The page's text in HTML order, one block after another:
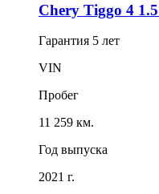
Chery Tiggo 4
Гарантия 5 лет
VIN
Пробег
11 259 км.
Год выпуска
2021 г.